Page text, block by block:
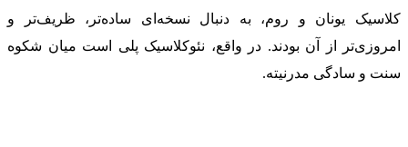
کلاسیک یونان و روم، به دنبال نسخه‌ای ساده‌تر، ظریف‌تر و
امروزی‌تر از آن بودند. در واقع، نئوکلاسیک پلی است میان شکوه
سنت و سادگی مدرنیته.